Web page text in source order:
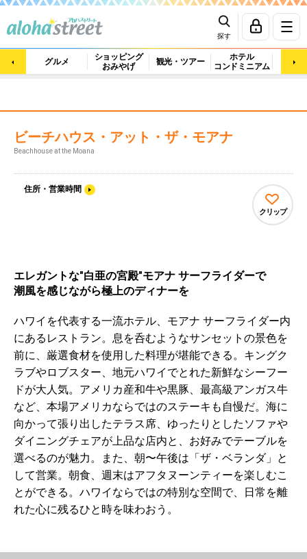
探す
グルメ
ショッピング
おみやげ
観光・ツアー
ホテル
コンドミニアム
マッ
ビーチハウス・アット・ザ・モアナ
Beachhouse at the Moana
住所・営業時間
クリップ
エレガントな"白亜の宮殿"モアナ サーフライダーで
潮風を感じながら極上のディナーを
ハワイを代表する一流ホテル、モアナ サーフライダー内
にあるレストラン。息を呑むようなサンセットの景色を
前に、厳選食材を使用した料理が堪能できる。キングク
ラブやロブスター、地元ハワイでとれた新鮮なシーフー
ドが大人気。アメリカ産和牛や黒豚、最高級アンガス牛
など、本場アメリカならではのステーキも自慢だ。海に
向かって張り出したテラス席、ゆったりとしたソファや
ダイニングチェアが上品な店内と、お好みでテーブルを
選べるのが魅力。また、朝〜午後は「ザ・ベランダ」と
して営業。朝食、週末はアフタヌーンティーを楽しむこ
とができる。ハワイならではの特別な空間で、日常を離
れた心に残るひと時を味わおう。